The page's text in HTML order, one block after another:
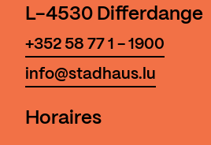
L-4530 Differdange
+352 58 77 1 - 1900
info@stadhaus.lu
Horaires